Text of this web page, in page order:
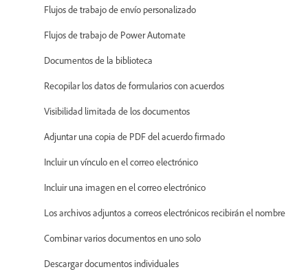
Flujos de trabajo de envío personalizado
Flujos de trabajo de Power Automate
Documentos de la biblioteca
Recopilar los datos de formularios con acuerdos
Visibilidad limitada de los documentos
Adjuntar una copia de PDF del acuerdo firmado
Incluir un vínculo en el correo electrónico
Incluir una imagen en el correo electrónico
Los archivos adjuntos a correos electrónicos recibirán el nombre
Combinar varios documentos en uno solo
Descargar documentos individuales